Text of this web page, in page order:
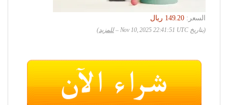
السعر:
‏149.20 ريال
(بتاريخ Nov 10, 2025 22:41:51 UTC – للمزيد)